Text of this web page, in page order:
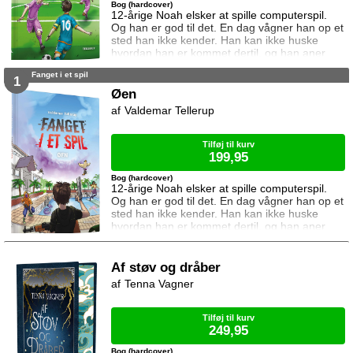
12-årige Noah elsker at spille computerspil.
Og han er god til det. En dag vågner han op et
sted han ikke kender. Han kan ikke huske
hvordan han er kommet dertil, og han aner
ikke hvordan han kommer hjem igen. Den
beskeder til ham. I denne bog vil uret have
Og hvad sker der hvis det mislykkes? Kampen
Bog (hardcover)
1 Fanget i et spil
Øen
12-årige Noah elsker at spille computerspil.
Og han er god til det. En dag vågner han op et
sted han ikke kender. Han kan ikke huske
hvordan han er kommet dertil, og han aner
ikke hvordan han kommer hjem igen. Den
beskeder til ham. I denne bog vil uret have
ham til at kæmpe mod 99 andre på en ø. Og
vinde. Kan Noah det? Og hvad sker der hvis
Bog (hardcover)
Valdemar Tellerup
Tilføj til kurv
199,95
Af støv og dråber
Bog (hardcover)
Tenna Vagner
Tilføj til kurv
249,95